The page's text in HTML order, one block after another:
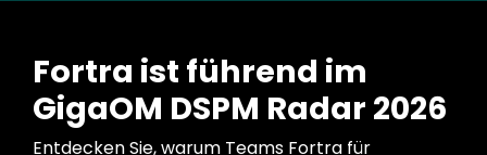
Fortra ist führend im
GigaOM DSPM Radar 2026
Entdecken Sie, warum Teams Fortra für